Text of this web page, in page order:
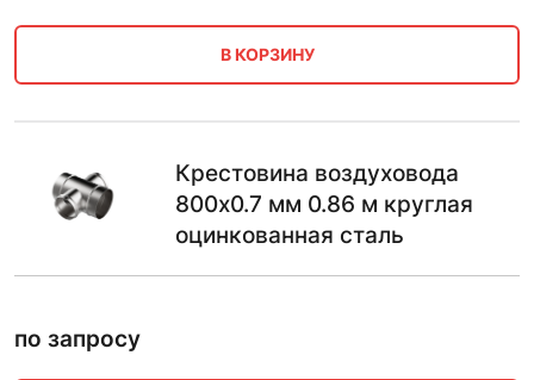
В КОРЗИНУ
Крестовина воздуховода
800х0.7 мм 0.86 м круглая
оцинкованная сталь
по запросу